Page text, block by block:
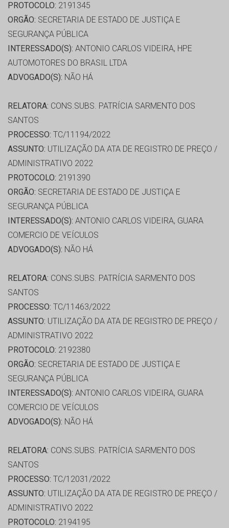
PROTOCOLO: 2191345
ORGÃO: SECRETARIA DE ESTADO DE JUSTIÇA E
SEGURANÇA PÚBLICA
INTERESSADO(S): ANTONIO CARLOS VIDEIRA, HPE
AUTOMOTORES DO BRASIL LTDA
ADVOGADO(S): NÃO HÁ
RELATORA: CONS.SUBS. PATRÍCIA SARMENTO DOS
SANTOS
PROCESSO: TC/11194/2022
ASSUNTO: UTILIZAÇÃO DA ATA DE REGISTRO DE PREÇO /
ADMINISTRATIVO 2022
PROTOCOLO: 2191390
ORGÃO: SECRETARIA DE ESTADO DE JUSTIÇA E
SEGURANÇA PÚBLICA
INTERESSADO(S): ANTONIO CARLOS VIDEIRA, GUARA
COMERCIO DE VEÍCULOS
ADVOGADO(S): NÃO HÁ
RELATORA: CONS.SUBS. PATRÍCIA SARMENTO DOS
SANTOS
PROCESSO: TC/11463/2022
ASSUNTO: UTILIZAÇÃO DA ATA DE REGISTRO DE PREÇO /
ADMINISTRATIVO 2022
PROTOCOLO: 2192380
ORGÃO: SECRETARIA DE ESTADO DE JUSTIÇA E
SEGURANÇA PÚBLICA
INTERESSADO(S): ANTONIO CARLOS VIDEIRA, GUARA
COMERCIO DE VEÍCULOS
ADVOGADO(S): NÃO HÁ
RELATORA: CONS.SUBS. PATRÍCIA SARMENTO DOS
SANTOS
PROCESSO: TC/12031/2022
ASSUNTO: UTILIZAÇÃO DA ATA DE REGISTRO DE PREÇO /
ADMINISTRATIVO 2022
PROTOCOLO: 2194195